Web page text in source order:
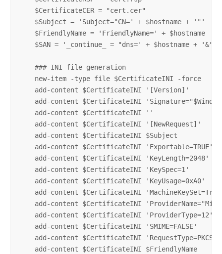
    $CertificateCER = "cert.cer"
    $Subject = 'Subject="CN=' + $hostname + '"'
    $FriendlyName = 'FriendlyName=' + $hostname
    $SAN = '_continue_ = "dns=' + $hostname + '&"'
    ### INI file generation
    new-item -type file $CertificateINI -force
    add-content $CertificateINI '[Version]'
add-content $CertificateINI
    add-content $CertificateINI ''
    add-content $CertificateINI '[NewRequest]'
    add-content $CertificateINI $Subject
    add-content $CertificateINI 'Exportable=TRUE'
    add-content $CertificateINI 'KeyLength=2048'
    add-content $CertificateINI 'KeySpec=1'
    add-content $CertificateINI 'KeyUsage=0xA0'
add-content $CertificateINI
add-content $CertificateINI
    add-content $CertificateINI 'ProviderType=12'
    add-content $CertificateINI 'SMIME=FALSE'
add-content $CertificateINI
    add-content $CertificateINI $FriendlyName